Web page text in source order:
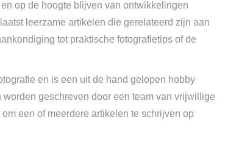
op de hoogte blijven van ontwikkelingen
leerzame artikelen die gerelateerd zijn aan
tot praktische fotografietips of de
en is een uit de hand gelopen hobby
geschreven door een team van vrijwillige
een of meerdere artikelen te schrijven op